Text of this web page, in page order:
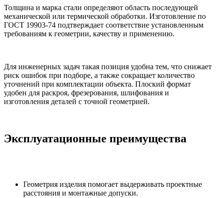
Толщина и марка стали определяют область последующей
механической или термической обработки. Изготовление по
ГОСТ 19903-74 подтверждает соответствие установленным
требованиям к геометрии, качеству и применению.
Для инженерных задач такая позиция удобна тем, что снижает
риск ошибок при подборе, а также сокращает количество
уточнений при комплектации объекта. Плоский формат
удобен для раскроя, фрезерования, шлифования и
изготовления деталей с точной геометрией.
Эксплуатационные преимущества
Геометрия изделия помогает выдерживать проектные
расстояния и монтажные допуски.